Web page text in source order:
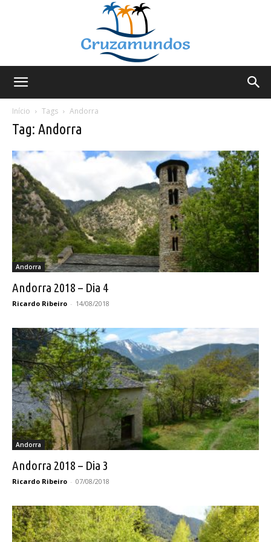
Início
Tags Andorra
Tag: Andorra
Andorra
Andorra 2018 – Dia 4
Ricardo Ribeiro - 14/08/2018
Andorra
Andorra 2018 – Dia 3
Ricardo Ribeiro - 07/08/2018